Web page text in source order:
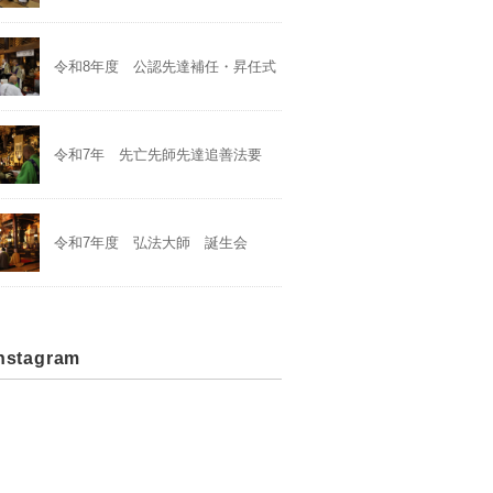
令和8年度 公認先達補任・昇任式
令和7年 先亡先師先達追善法要
令和7年度 弘法大師 誕生会